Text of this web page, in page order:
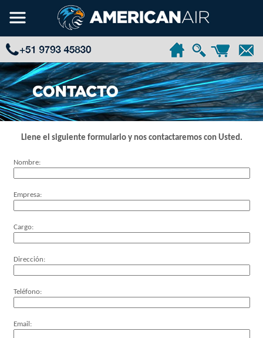
Llene el siguiente formulario y nos contactaremos con Usted.
Nombre:
Empresa:
Cargo:
Dirección:
Teléfono:
Email: